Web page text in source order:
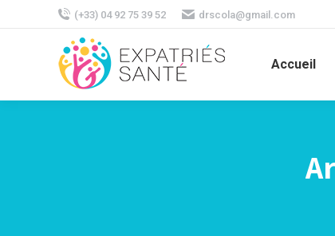
(+33) 04 92 75 39 52 drscola@gmail.com
Accueil